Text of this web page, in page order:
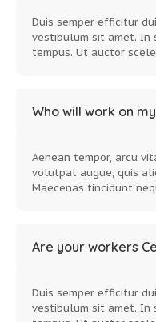
Duis semper efficitur
vestibulum sit amet. In
tempus. Ut auctor
Who will work on
Aenean tempor, arcu
volutpat augue, quis
Maecenas tincidunt
Are your workers
Duis semper efficitur
vestibulum sit amet. In